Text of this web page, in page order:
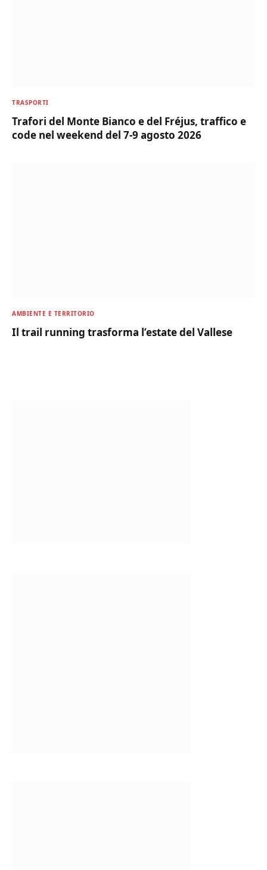
TRASPORTI
Trafori del Monte Bianco e del Fréjus, traffico e
code nel weekend del 7-9 agosto 2026
AMBIENTE E TERRITORIO
Il trail running trasforma l’estate del Vallese